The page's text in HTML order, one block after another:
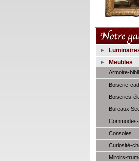
Meubles
Armoire-
Boiserie-
Boiseries-
Bureaux
Consoles
Curiosité-
Miroirs-